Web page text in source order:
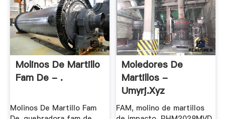
Molinos De Martillo
Fam De - .
Molinos De Martillo Fam
Moledores De
Martillos -
Umyrj.xyz
FAM, molino de martillos